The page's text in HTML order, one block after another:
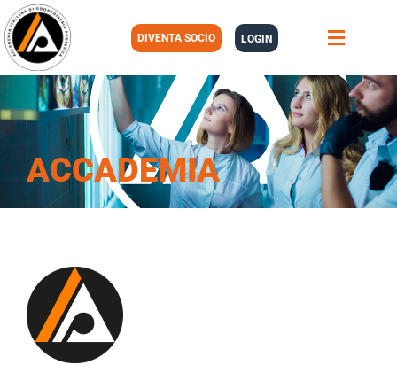
DIVENTA SOCIO LOGIN
ACCADEMIA